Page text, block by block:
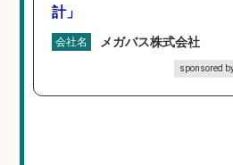
計」
会社名 メガバス株式会社
sponsored